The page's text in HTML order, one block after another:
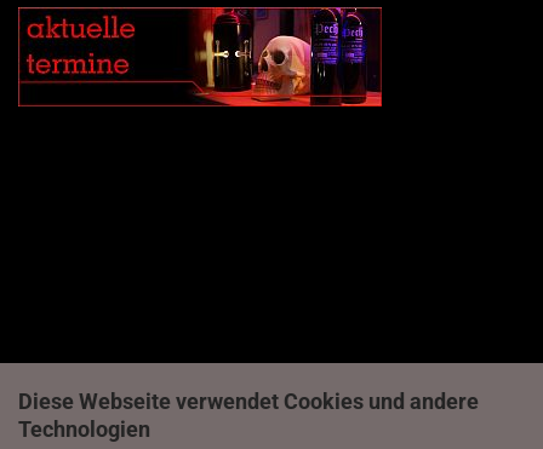
Diese Webseite verwendet Cookies und andere
Technologien